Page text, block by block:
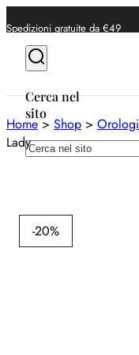
Spedizioni gratuite da €49
Cerca nel
sito
Cerca
Home> Shop > Orologi
Lady
-20%